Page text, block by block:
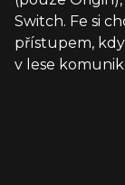
Switch. Fe si
přístupem,
v lese